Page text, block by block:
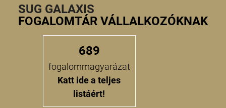
SUG GALAXIS
FOGALOMTÁR VÁLLALKOZÓKNAK
689
fogalommagyarázat
Katt ide a teljes
listáért!